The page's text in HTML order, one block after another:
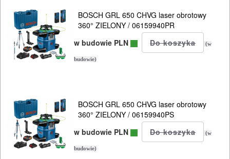
optyczna
Kamery
Mierniki
GLAZURNICZE
AKCESORIA
MASZYNKI
BOSCH GRL 650 CHVG laser obrotowy
360° ZIELONY / 06159940PR
w budowie PLN
(w
budowie)
BOSCH GRL 650 CHVG laser obrotowy
360° ZIELONY / 06159940PS
w budowie PLN
(w
budowie)